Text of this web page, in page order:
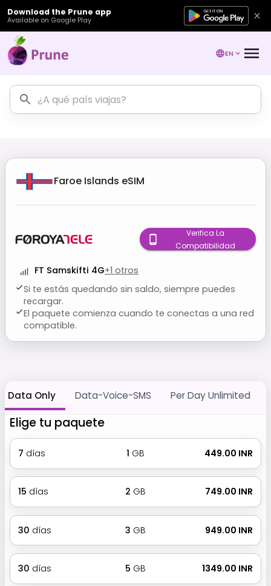
Download the Prune app
Available on Google Play
EN
Faroe Islands eSIM
FT Samskifti 4G+1 otros
Si te estás quedando sin saldo, siempre puedes
recargar.
El paquete comienza cuando te conectas a una red
compatible.
Verifica La
Compatibilidad
Data Only Data-Voice-SMS Per Day Unlimited
Elige tu paquete
7 días 1 GB ₹ 449.00 INR
15 días 2 GB ₹ 749.00 INR
30 días 3 GB ₹ 949.00 INR
30 días 5 GB ₹ 1349.00 INR